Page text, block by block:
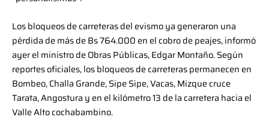
Los bloqueos de carreteras del evismo ya generaron una
pérdida de más de Bs 764.000 en el cobro de peajes, informó
ayer el ministro de Obras Públicas, Edgar Montaño. Según
reportes oficiales, los bloqueos de carreteras permanecen en
Bombeo, Challa Grande, Sipe Sipe, Vacas, Mizque cruce
Tarata, Angostura y en el kilómetro 13 de la carretera hacia el
Valle Alto cochabambino.